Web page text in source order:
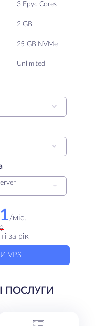
3 Epyc Cores
2 GB
25 GB NVMe
Unlimited
/міс.
за рік
VPS
ПОСЛУГИ